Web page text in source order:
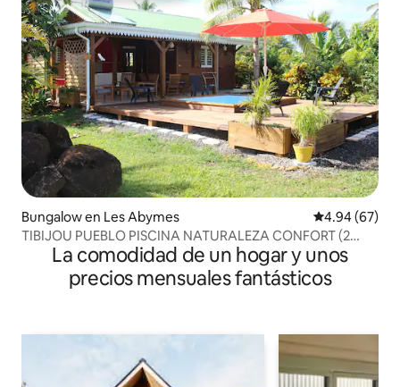
Bungalow en Les Abymes Calificación
4.94 (67)
TIBIJOU PUEBLO PISCINA NATURALEZA CONFORT (2
cabañas)La comodidad de un hogar y unos
precios mensuales fantásticos